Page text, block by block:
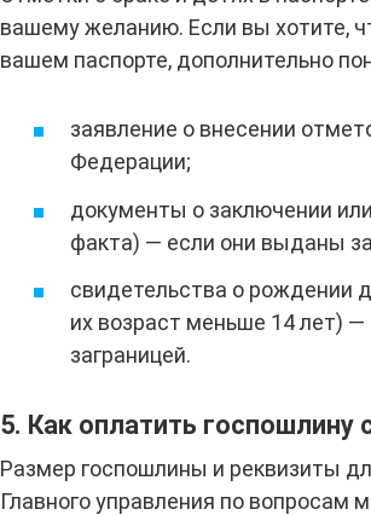
вашему желанию. Если вы хотите,
вашем паспорте, дополнительно
заявление о внесении
Федерации;
документы о заключении
факта) — если они выданы
свидетельства о рождении
их возраст меньше 14 лет)
заграницей.
5. Как оплатить госпошлину
Размер госпошлины и реквизиты
Главного управления по